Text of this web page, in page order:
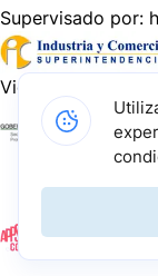
Supervisado por:
Vigilado por:
Gracias a
solución
desafíos